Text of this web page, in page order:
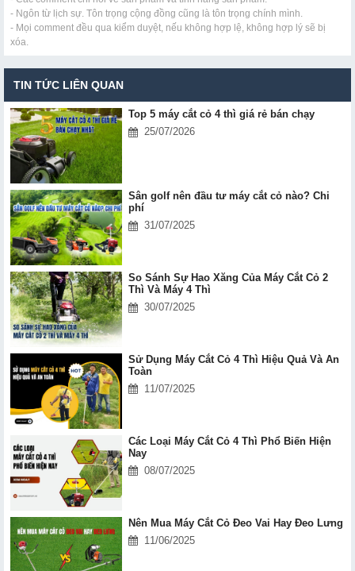
- Ngôn từ lịch sự. Tôn trọng cộng đồng cũng là tôn trọng chính mình.
- Mọi comment đều qua kiểm duyệt, nếu không hợp lệ, không hợp lý sẽ bị
xóa.
TIN TỨC LIÊN QUAN
Top 5 máy cắt cỏ 4 thì giá rẻ bán chạy
25/07/2026
Sân golf nên đầu tư máy cắt cỏ nào? Chi
phí
31/07/2025
So Sánh Sự Hao Xăng Của Máy Cắt Cỏ 2
Thì Và Máy 4 Thì
30/07/2025
Sử Dụng Máy Cắt Cỏ 4 Thì Hiệu Quả Và An
Toàn
11/07/2025
Các Loại Máy Cắt Cỏ 4 Thì Phổ Biến Hiện
Nay
08/07/2025
Nên Mua Máy Cắt Cỏ Đeo Vai Hay Đeo Lưng
11/06/2025